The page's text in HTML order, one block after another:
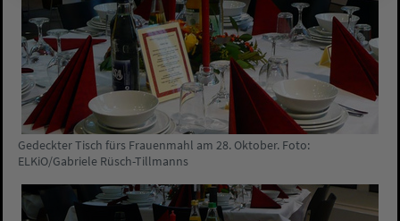
Gedeckter Tisch fürs Frauenmahl am 28. Oktober. Foto:
ELKiO/Gabriele Rüsch-Tillmanns